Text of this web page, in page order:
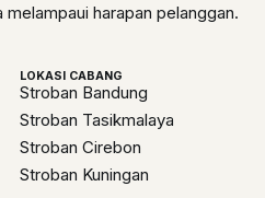
harapan pelanggan.
LOKASI CABANG
Stroban Bandung
Stroban Tasikmalaya
Stroban Cirebon
Stroban Kuningan